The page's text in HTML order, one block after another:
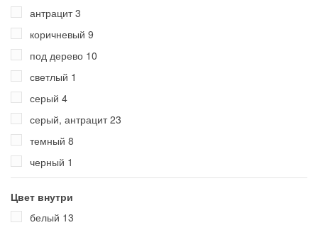
антрацит 3
коричневый 9
под дерево 10
светлый 1
серый 4
серый, антрацит 23
темный 8
черный 1
Цвет внутри
белый 13